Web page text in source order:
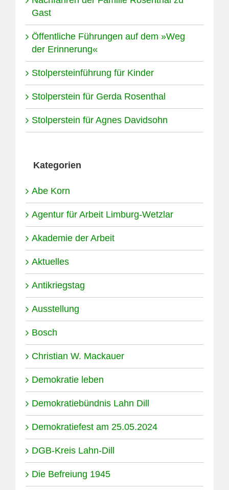
Gast
Öffentliche Führungen auf dem »Weg
der Erinnerung«
Stolpersteinführung für Kinder
Stolperstein für Gerda Rosenthal
Stolperstein für Agnes Davidsohn
Kategorien
Abe Korn
Agentur für Arbeit Limburg-Wetzlar
Akademie der Arbeit
Aktuelles
Antikriegstag
Ausstellung
Bosch
Christian W. Mackauer
Demokratie leben
Demokratiebündnis Lahn Dill
Demokratiefest am 25.05.2024
DGB-Kreis Lahn-Dill
Die Befreiung 1945